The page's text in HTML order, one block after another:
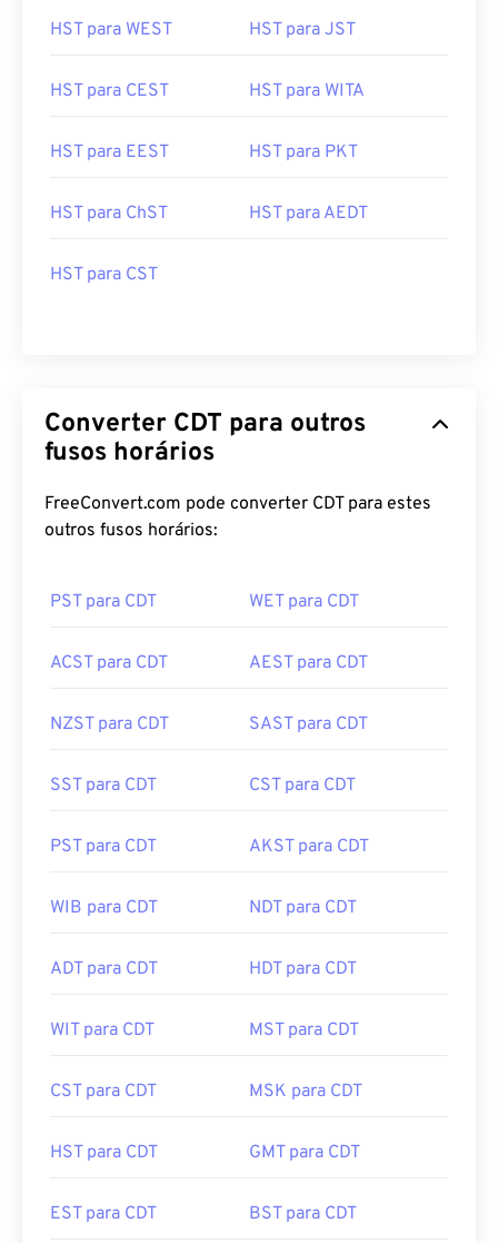
HST para WEST HST para JST
HST para CEST HST para WITA
HST para EEST HST para PKT
HST para ChST HST para AEDT
HST para CST
Converter CDT para outros
fusos horários
FreeConvert.com pode converter CDT para estes
outros fusos horários:
PST para CDT WET para CDT
ACST para CDT AEST para CDT
NZST para CDT SAST para CDT
SST para CDT CST para CDT
PST para CDT AKST para CDT
WIB para CDT NDT para CDT
ADT para CDT HDT para CDT
WIT para CDT MST para CDT
CST para CDT MSK para CDT
HST para CDT GMT para CDT
EST para CDT BST para CDT